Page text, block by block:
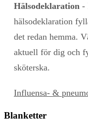
Hälsodeklaration -
hälsodeklaration
det redan hemma.
aktuell för dig och
sköterska.
Influensa- &
Blanketter